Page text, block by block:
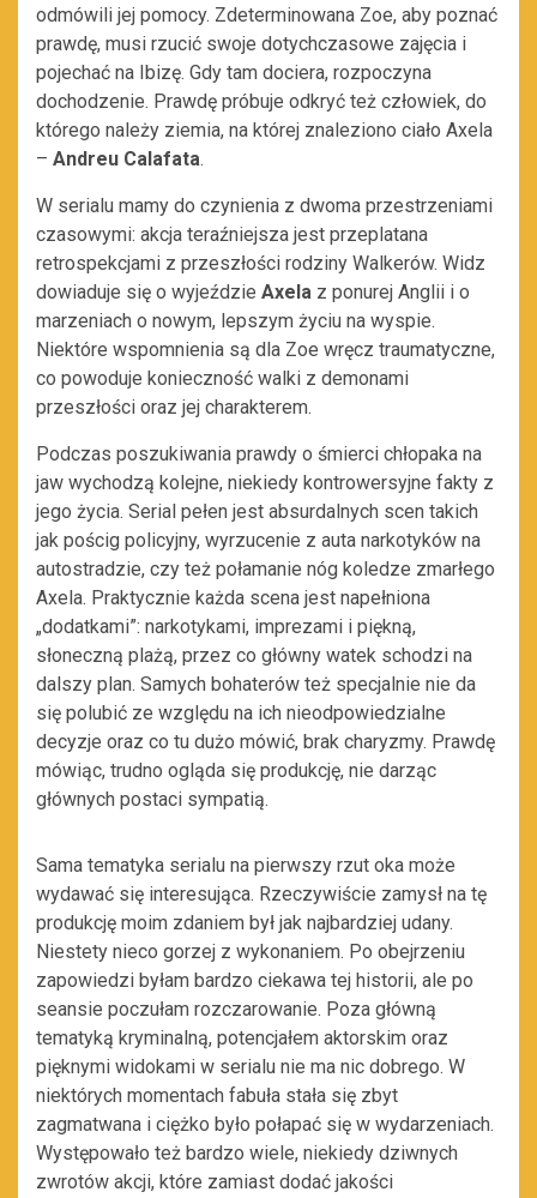
odmówili jej pomocy. Zdeterminowana Zoe, aby poznać
prawdę, musi rzucić swoje dotychczasowe zajęcia i
pojechać na Ibizę. Gdy tam dociera, rozpoczyna
dochodzenie. Prawdę próbuje odkryć też człowiek, do
którego należy ziemia, na której znaleziono ciało Axela
– Andreu Calafata.
W serialu mamy do czynienia z dwoma przestrzeniami
czasowymi: akcja teraźniejsza jest przeplatana
retrospekcjami z przeszłości rodziny Walkerów. Widz
dowiaduje się o wyjeździe Axela z ponurej Anglii i o
marzeniach o nowym, lepszym życiu na wyspie.
Niektóre wspomnienia są dla Zoe wręcz traumatyczne,
co powoduje konieczność walki z demonami
przeszłości oraz jej charakterem.
Podczas poszukiwania prawdy o śmierci chłopaka na
jaw wychodzą kolejne, niekiedy kontrowersyjne fakty z
jego życia. Serial pełen jest absurdalnych scen takich
jak pościg policyjny, wyrzucenie z auta narkotyków na
autostradzie, czy też połamanie nóg koledze zmarłego
Axela. Praktycznie każda scena jest napełniona
„dodatkami”: narkotykami, imprezami i piękną,
słoneczną plażą, przez co główny watek schodzi na
dalszy plan. Samych bohaterów też specjalnie nie da
się polubić ze względu na ich nieodpowiedzialne
decyzje oraz co tu dużo mówić, brak charyzmy. Prawdę
mówiąc, trudno ogląda się produkcję, nie darząc
głównych postaci sympatią.
Sama tematyka serialu na pierwszy rzut oka może
wydawać się interesująca. Rzeczywiście zamysł na tę
produkcję moim zdaniem był jak najbardziej udany.
Niestety nieco gorzej z wykonaniem. Po obejrzeniu
zapowiedzi byłam bardzo ciekawa tej historii, ale po
seansie poczułam rozczarowanie. Poza główną
tematyką kryminalną, potencjałem aktorskim oraz
pięknymi widokami w serialu nie ma nic dobrego. W
niektórych momentach fabuła stała się zbyt
zagmatwana i ciężko było połapać się w wydarzeniach.
Występowało też bardzo wiele, niekiedy dziwnych
zwrotów akcji, które zamiast dodać jakości